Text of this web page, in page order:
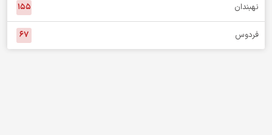
نهبندان ۱۵۵
فردوس ۶۷